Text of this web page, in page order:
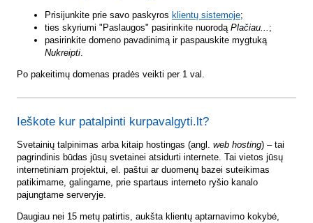
Prisijunkite prie savo paskyros klientų sistemoje;
ties skyriumi "Paslaugos" pasirinkite nuorodą Plačiau... ;
pasirinkite domeno pavadinimą ir paspauskite mygtuką
Nukreipti.
Po pakeitimų domenas pradės veikti per 1 val.
Ieškote kur patalpinti kurpavalgyti.lt?
Svetainių talpinimas arba kitaip hostingas (angl. web hosting) – tai
pagrindinis būdas jūsų svetainei atsidurti internete. Tai vietos jūsų
internetiniam projektui, el. paštui ar duomenų bazei suteikimas
patikimame, galingame, prie spartaus interneto ryšio kanalo
pajungtame serveryje.
Daugiau nei 15 metų patirtis, aukšta klientų aptarnavimo kokybė,